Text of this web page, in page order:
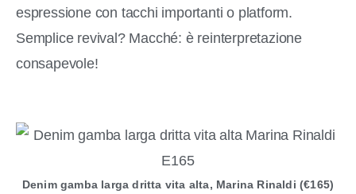
espressione con tacchi importanti o platform.
Semplice revival? Macché: è reinterpretazione
consapevole!
Denim gamba larga dritta vita alta, Marina Rinaldi (€165)